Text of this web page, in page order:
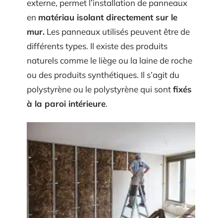
externe, permet l’installation de panneaux
en matériau isolant directement sur le
mur. Les panneaux utilisés peuvent être de
différents types. Il existe des produits
naturels comme le liège ou la laine de roche
ou des produits synthétiques. Il s’agit du
polystyrène ou le polystyrène qui sontfixés
à la paroi intérieure.